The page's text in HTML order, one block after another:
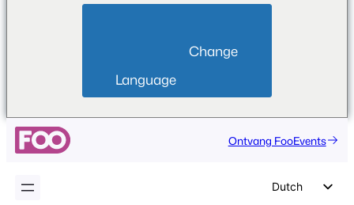
Language
Ontvang FooEvents
Dutch